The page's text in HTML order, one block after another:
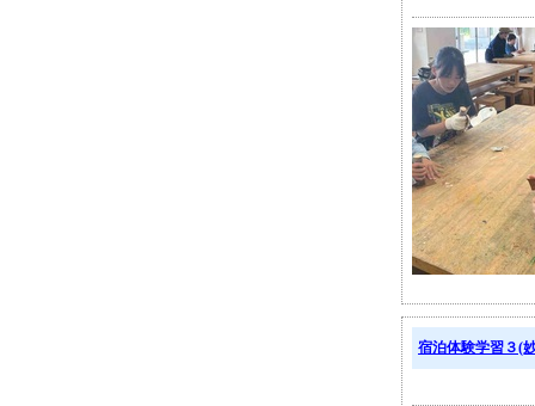
宿泊体験学習３(